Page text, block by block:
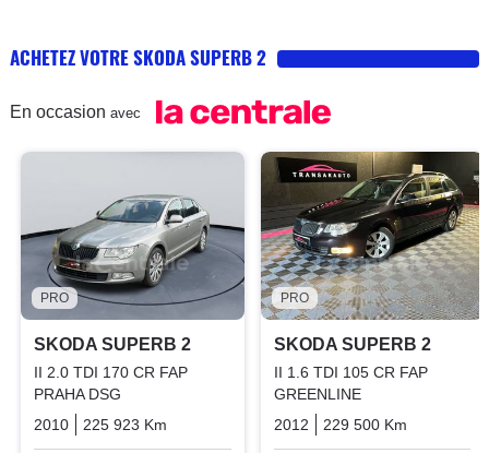
ACHETEZ VOTRE SKODA SUPERB 2
En occasion avec
PRO
SKODA SUPERB 2
II 2.0 TDI 170 CR FAP
PRAHA DSG
2010
225 923 Km Diesel
PRO
SKODA SUPERB 2
II 1.6 TDI 105 CR FAP
GREENLINE
2012
229 500 Km